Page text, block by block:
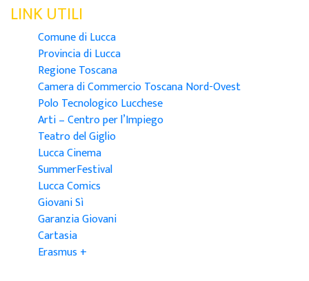
LINK UTILI
Comune di Lucca
Provincia di Lucca
Regione Toscana
Camera di Commercio Toscana Nord-Ovest
Polo Tecnologico Lucchese
Arti – Centro per l’Impiego
Teatro del Giglio
Lucca Cinema
SummerFestival
Lucca Comics
Giovani Sì
Garanzia Giovani
Cartasia
Erasmus +